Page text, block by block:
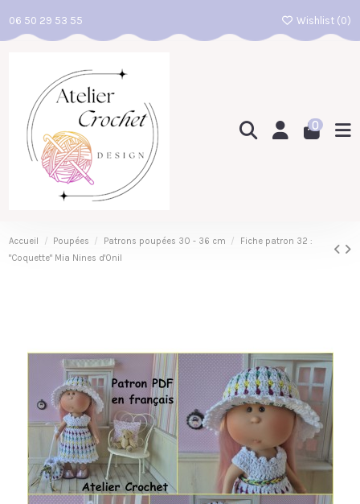
06 50 29 53 55 Wishlist (0)
0
Accueil Poupées Patrons poupées 30 - 36 cm
Fiche patron 32 :
"Coquette" Mia Nines d'Onil